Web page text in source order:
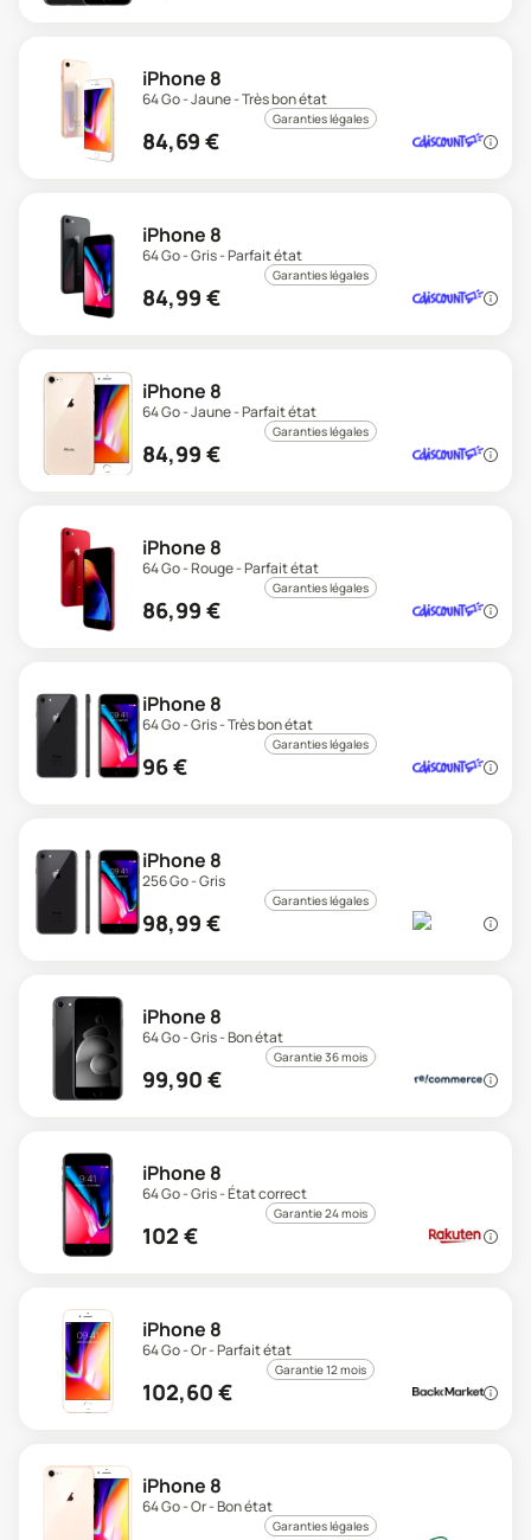
iPhone 8
64 Go - Jaune - Très bon état
Garanties légales
84,69 €
iPhone 8
64 Go - Gris - Parfait état
Garanties légales
84,99 €
iPhone 8
64 Go - Jaune - Parfait état
Garanties légales
84,99 €
iPhone 8
64 Go - Rouge - Parfait état
Garanties légales
86,99 €
iPhone 8
64 Go - Gris - Très bon état
Garanties légales
96€
iPhone 8
256 Go - Gris
Garanties légales
98,99 €
iPhone 8
64 Go - Gris - Bon état
Garantie 36 mois
99,90 €
iPhone 8
64 Go - Gris - État correct
Garantie 24 mois
102 €
iPhone 8
64 Go - Or - Parfait état
Garantie 12 mois
102,60 €
iPhone 8
64 Go - Or - Bon état
Garanties légales